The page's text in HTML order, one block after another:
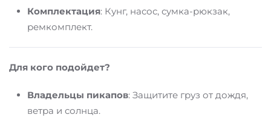
Комплектация: Кунг, насос, сумка-рюкзак,
ремкомплект.
Для кого подойдет?
Владельцы пикапов: Защитите груз от дождя,
ветра и солнца.